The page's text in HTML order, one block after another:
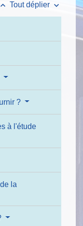
keyboard_arrow_up Tout déplier keyboard_arrow_down
?
à l'étude
la